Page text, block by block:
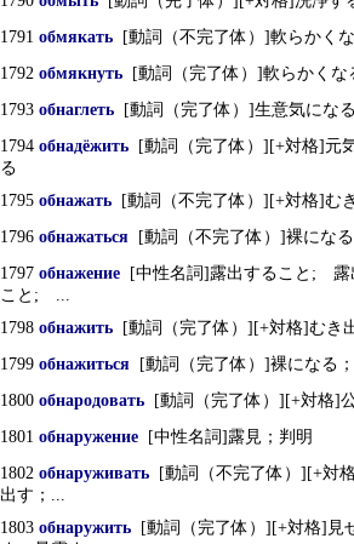
1791 обмякать [動詞（不完了体）]軟らかく
1792 обмякнуть [動詞（完了体）]軟らかくな
1793 обнаглеть [動詞（完了体）]生意気になる
1794 обнадёжить [動詞（完了体）][+対格]元
る
1795 обнажать [動詞（不完了体）][+対格]む
1796 обнажаться [動詞（不完了体）]裸にな
1797 обнажение [中性名詞]露出すること;
こと; ...
1798 обнажить [動詞（完了体）][+対格]むき
1799 обнажиться [動詞（完了体）]裸になる
1800 обнародовать [動詞（完了体）][+対格]
1801 обнаружение [中性名詞]露見；判明
1802 обнаруживать [動詞（不完了体）][+対
出す；...
1803 обнаружить [動詞（完了体）][+対格]見